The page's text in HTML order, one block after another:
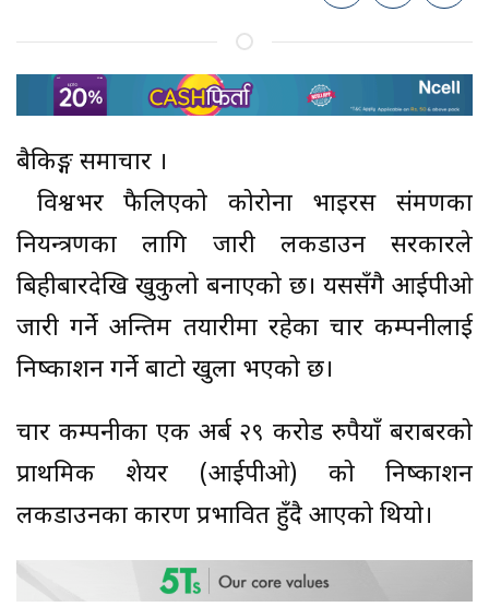
बैकिङ्ग समाचार ।
विश्वभर फैलिएको कोरोना भाइरस संक्रमणका
नियन्त्रणका लागि जारी लकडाउन सरकारले
बिहीबारदेखि खुकुलो बनाएको छ। यससँगै आईपीओ
जारी गर्ने अन्तिम तयारीमा रहेका चार कम्पनीलाई
निष्काशन गर्ने बाटो खुला भएको छ।
चार कम्पनीका एक अर्ब २९ करोड रुपैयाँ बराबरको
प्राथमिक शेयर (आईपीओ) को निष्काशन
लकडाउनका कारण प्रभावित हुँदै आएको थियो।